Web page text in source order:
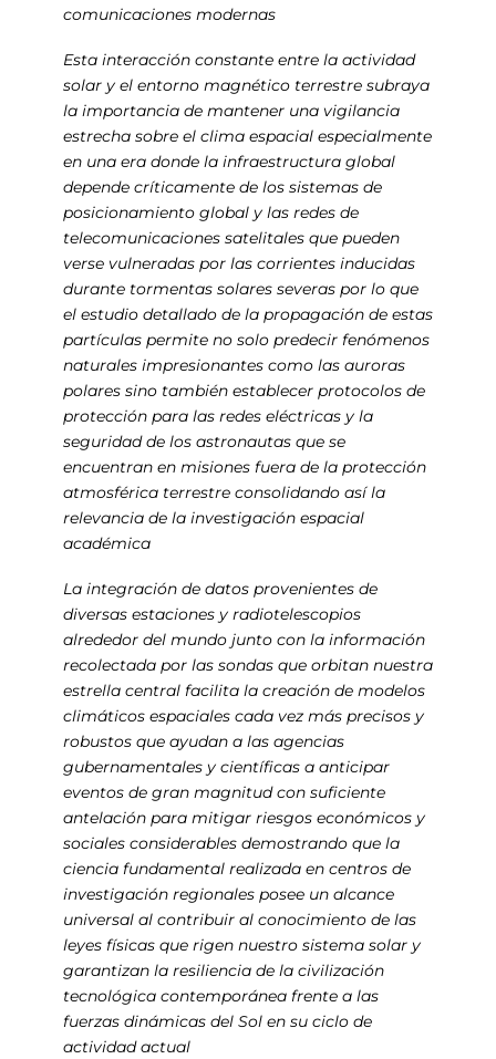
comunicaciones modernas
Esta interacción constante entre la actividad
solar y el entorno magnético terrestre subraya
la importancia de mantener una vigilancia
estrecha sobre el clima espacial especialmente
en una era donde la infraestructura global
depende críticamente de los sistemas de
posicionamiento global y las redes de
telecomunicaciones satelitales que pueden
verse vulneradas por las corrientes inducidas
durante tormentas solares severas por lo que
el estudio detallado de la propagación de estas
partículas permite no solo predecir fenómenos
naturales impresionantes como las auroras
polares sino también establecer protocolos de
protección para las redes eléctricas y la
seguridad de los astronautas que se
encuentran en misiones fuera de la protección
atmosférica terrestre consolidando así la
relevancia de la investigación espacial
académica
La integración de datos provenientes de
diversas estaciones y radiotelescopios
alrededor del mundo junto con la información
recolectada por las sondas que orbitan nuestra
estrella central facilita la creación de modelos
climáticos espaciales cada vez más precisos y
robustos que ayudan a las agencias
gubernamentales y científicas a anticipar
eventos de gran magnitud con suficiente
antelación para mitigar riesgos económicos y
sociales considerables demostrando que la
ciencia fundamental realizada en centros de
investigación regionales posee un alcance
universal al contribuir al conocimiento de las
leyes físicas que rigen nuestro sistema solar y
garantizan la resiliencia de la civilización
tecnológica contemporánea frente a las
fuerzas dinámicas del Sol en su ciclo de
actividad actual